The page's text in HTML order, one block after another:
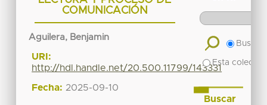
COMUNICACIÓN
Aguilera, Benjamin
URI:
http://hdl.handle.net/20.500.11799/143331
Fecha: 2025-09-10
Buscar
Esta
Buscar